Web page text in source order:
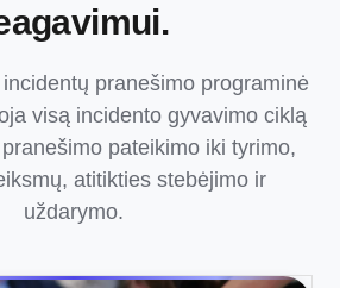
pranešimo programinė
visą incidento gyvavimo ciklą
pateikimo iki tyrimo,
atitikties stebėjimo ir
uždarymo.